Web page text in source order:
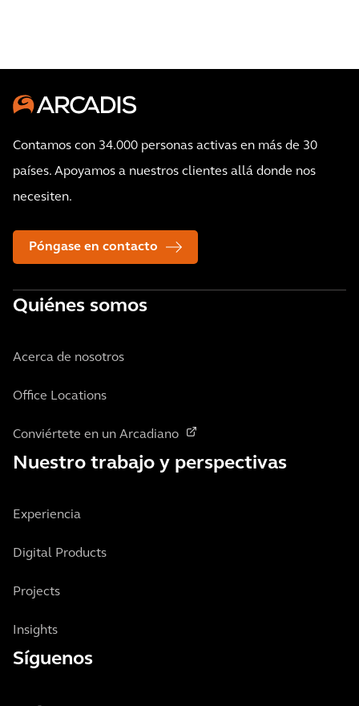
Contamos con 34.000 personas activas en más de 30
países. Apoyamos a nuestros clientes allá donde nos
necesiten.
Póngase en contacto
Quiénes somos
Acerca de nosotros
Office Locations
Conviértete en un Arcadiano
Nuestro trabajo y perspectivas
Experiencia
Digital Products
Projects
Insights
Síguenos